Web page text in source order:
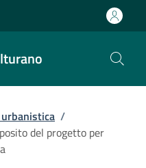
/
del progetto per